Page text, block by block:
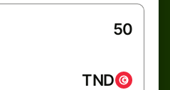
TND